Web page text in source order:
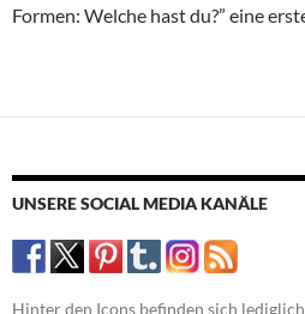
Formen: Welche hast du?” eine
UNSERE SOCIAL MEDIA KANÄLE
Hinter den Icons befinden sich